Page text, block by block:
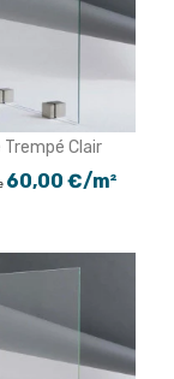
Trempé Clair
60,00 €/m²